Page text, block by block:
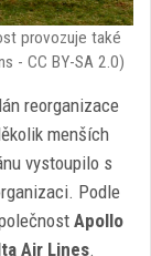
provozuje také
- CC BY-SA 2.0)
reorganizace
menších
vystoupilo s
Podle
Apollo
Air Lines.